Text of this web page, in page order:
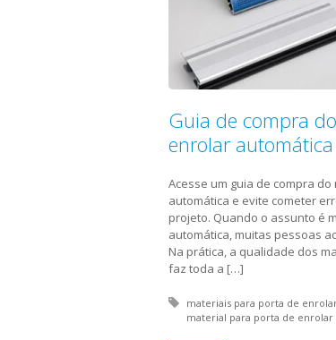
Guia de compra
enrolar automática
Acesse um guia de compra
automática e evite cometer
projeto. Quando o assunto é
automática, muitas pessoas
Na prática, a qualidade dos
faz toda a […]
Tagged with:
materiais para porta de
material para porta de enrolar